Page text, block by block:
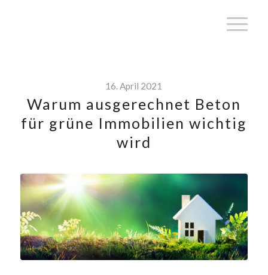
16. April 2021
Warum ausgerechnet Beton
für grüne Immobilien wichtig
wird